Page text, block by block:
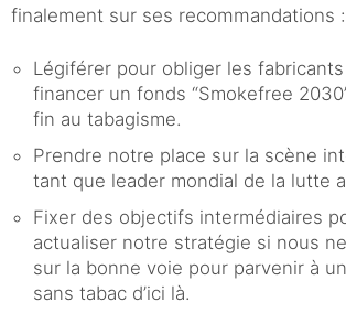
finalement sur ses recommandations :
Légiférer pour obliger les
financer un fonds “Smokefree
fin au tabagisme.
Prendre notre place sur la scène
tant que leader mondial de la lutte
Fixer des objectifs intermédiaires
actualiser notre stratégie si nous
sur la bonne voie pour parvenir à
sans tabac d’ici là.